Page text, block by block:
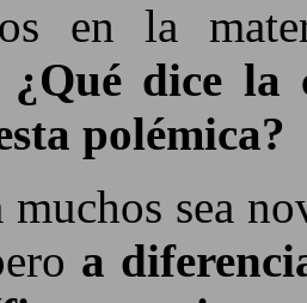
en la
¿Qué dice la
polémica?
muchos sea
a